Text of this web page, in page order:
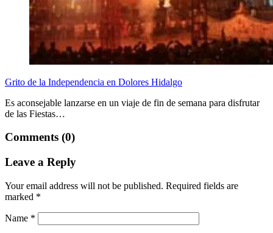
Grito de la Independencia en Dolores Hidalgo
Es aconsejable lanzarse en un viaje de fin de semana para disfrutar
de las Fiestas…
Comments (0)
Leave a Reply
Your email address will not be published. Required fields are
marked *
Name *